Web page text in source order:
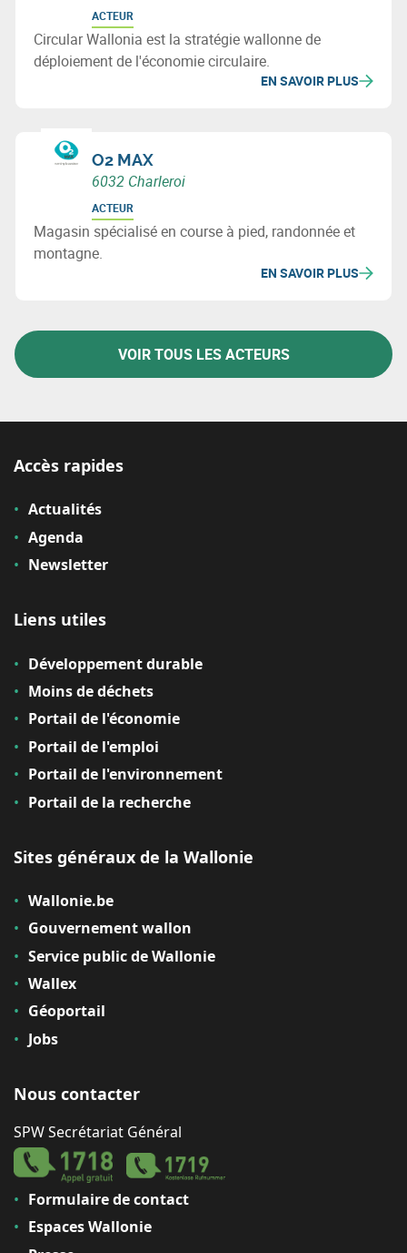
ACTEUR
Circular Wallonia est la stratégie wallonne de
déploiement de l'économie circulaire.
EN SAVOIR PLUS
O2 MAX
6032 Charleroi
ACTEUR
Magasin spécialisé en course à pied, randonnée et
montagne.
EN SAVOIR PLUS
VOIR TOUS LES ACTEURS
Accès rapides
Actualités
Agenda
Newsletter
Liens utiles
Développement durable
Moins de déchets
Portail de l'économie
Portail de l'emploi
Portail de l'environnement
Portail de la recherche
Sites généraux de la Wallonie
Wallonie.be
Gouvernement wallon
Service public de Wallonie
Wallex
Géoportail
Jobs
Nous contacter
SPW Secrétariat Général
Formulaire de contact
Espaces Wallonie